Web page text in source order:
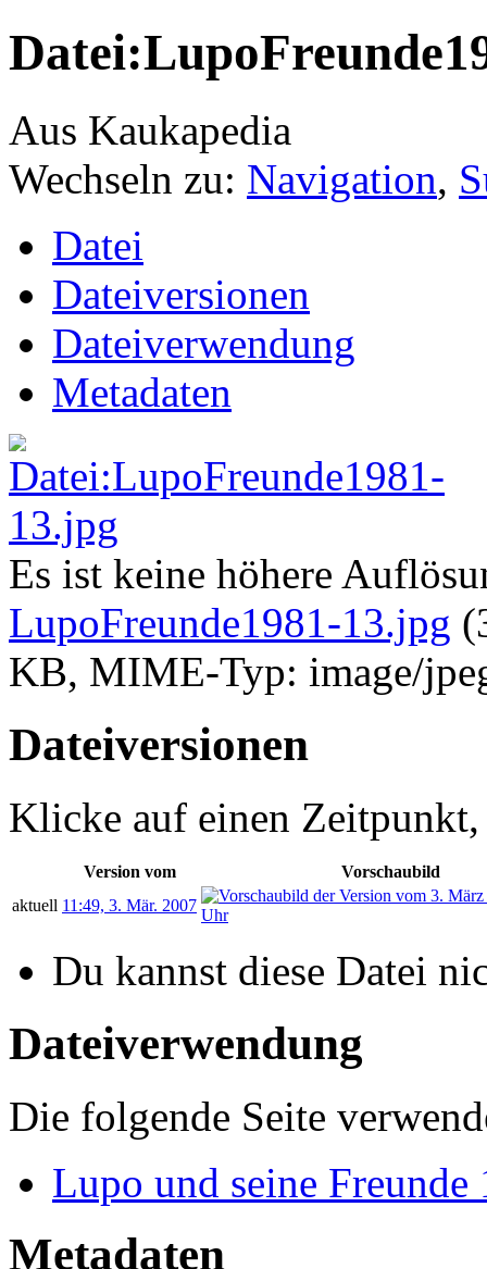
Aus Kaukapedia
Wechseln zu: Navigation,
Datei
Dateiversionen
Dateiverwendung
Metadaten
Es ist keine höhere
LupoFreunde1981-13.jpg
KB, MIME-Typ: image/
Dateiversionen
Klicke auf einen Zeitpunkt,
Version vom
Vorschaubild
aktuell 11:49, 3. Mär. 2007
Du kannst diese Datei
Dateiverwendung
Die folgende Seite
Lupo und seine Freunde
Metadaten